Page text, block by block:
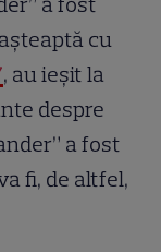
cu
, au ieșit la
despre
a fost
fi, de altfel,